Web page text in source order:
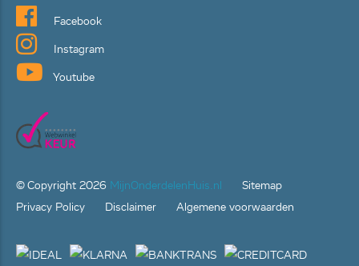
Facebook
Instagram
Youtube
© Copyright 2026 MijnOnderdelenHuis.nl
Sitemap
Privacy Policy
Disclaimer Algemene voorwaarden